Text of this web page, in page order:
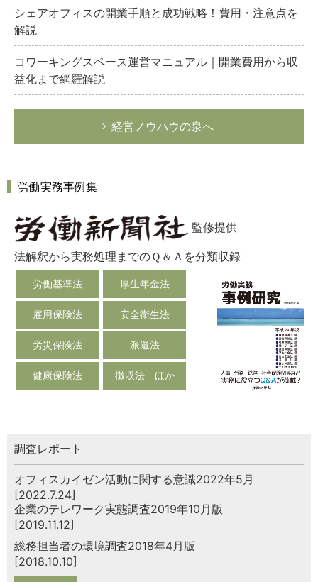
シェアオフィスの開業手順と成功戦略！費用・注意点を
解説
コワーキングスペース運営マニュアル｜開業費用から収
益化まで網羅解説
経営ノウハウの泉へ
労働実務事例集
監修提供
法解釈から実務処理までのＱ＆Ａを分類収録
労働基準法 厚生年金法
雇用保険法 安全衛生法
労災保険法 派遣法
健康保険法 徴収法 ほか
調査レポート
オフィスカイゼン活動に関する意識2022年5月
[2022.7.24]
企業のテレワーク実態調査2019年10月版
[2019.11.12]
総務担当者の環境調査2018年4月版
[2018.10.10]